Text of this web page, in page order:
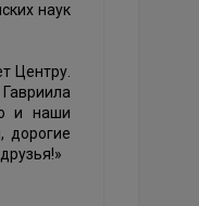
наук
Центру.
и наши
дорогие